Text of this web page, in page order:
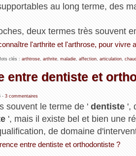
au long terme, des
deux termes très souvent
l'arthrite et l'arthrose, pour vivre
clés : arthtrose, arthrite, maladie, affection, articulation,
entre dentiste et
- 3 commentaires
souvent le terme de ' dentiste ',
', mais il existe bel et bien une
de domaine
entre dentiste et orthodontiste ?